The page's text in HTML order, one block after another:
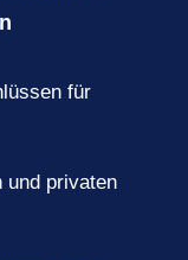
für
und privaten